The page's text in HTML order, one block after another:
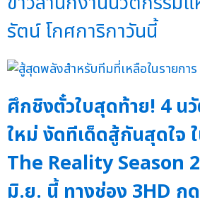
รัตน์ โกศการิกาวันนี้
ศึกชิงตั๋วใบสุดท้าย! 4 น
ใหม่ งัดทีเด็ดสู้กันสุดใจ
The Reality Season
มิ.ย. นี้ ทางช่อง 3HD ก